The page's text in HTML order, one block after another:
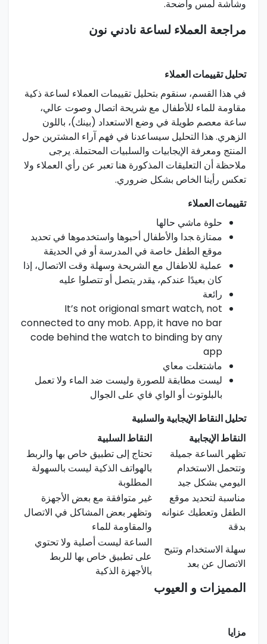
وشاشة لمس واضحة.
مراجعة العملاء لساعة نادني نون
تحليل تقييمات العملاء
في هذا القسم، سنقوم بتحليل تقييمات العملاء لساعة ذكية
مقاومة للماء للأطفال مع شريحة اتصال وصوت عالي،
ساعة معصم طويلة في وضع الاستعداد (بينك)، باللون
الزهري. هذا⁣ التحليل سيساعدنا في فهم آراء المشترين حول
⁣المنتج ومعرفة الإيجابيات والسلبيات ⁣المحتملة. يرجى
⁤ملاحظة أن التعليقات المذكورة هنا تعبر عن رأي العملاء ولا
تعكس رأينا الخاص‌ بشكل ضروري.⁤
تقييمات العملاء
حلوة ماشي حالها
ممتازة ‍جدا والأطفال أحبوها واستخدموها في⁢ تحديد
موقع الطفل خاصة في المدرسة أو في الحديقة
عملية للاطفال مع الشريحة وسهلة وقت الاتصال، إذا​
كان بعيدًا عندكم، ‍يقدر يتصل ​أو تتصلوا عليه
رائعة
It’s not origional smart⁤ watch, not
connected to any mob. App, it‌ have no bar
code behind the watch ‌to binding by any
app
ماشتغلت معاي
ليست مطابقة للصورة وليست ضد الماء ولا تعمل
بالبلوتوث أو الواي​ فاي على الجوال
تحليل النقاط الإيجابية ⁣والسلبية
النقاط الإيجابية
النقاط السلبية
تظهر ‍الساعة جميلة
⁣وتتحمل الاستخدام
اليومي بشكل جيد
تحتاج إلى تطبيق خاص بها ⁣والربط
بالهواتف الذكية ليست بالسهولة
المطلوبة
مناسبة‍ لتحديد موقع
الطفل وتعطيك عنوانه
بدقة
غير متوافقة مع بعض الأجهزة⁤
وتظهر بعض المشاكل في الاتصال
والمقاومة للماء
سهلة الاستخدام وتتيح
الاتصال عن بعد
الساعة ليست ‌أصلية ولا تحتوي
على ⁢تطبيق خاص بها للربط
بالأجهزة الذكية
المميزات⁣ و العيوب
مزايا